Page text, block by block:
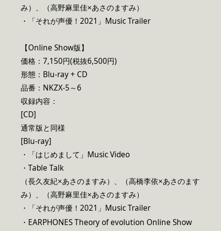
み）、（高野麻里佳×あさのますみ）
・「それが声優！2021」Music Trailer
【Online Show版】
価格：7,150円(税抜6,500円)
形態：Blu-ray + CD
品番：NKZX-5～6
収録内容：
[CD]
通常版と同様
[Blu-ray]
・「はじめまして」Music Video
・Table Talk
（長久友紀×あさのますみ）、（高橋李依×あさのます
み）、（高野麻里佳×あさのますみ）
・「それが声優！2021」Music Trailer
・EARPHONES Theory of evolution Online Show